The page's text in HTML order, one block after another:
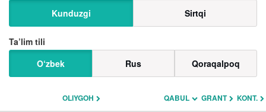
Kunduzgi
Sirtqi
Ta’lim tili
O‘zbek
Rus Qoraqalpoq
OLIYGOH QABUL GRANT KONT.